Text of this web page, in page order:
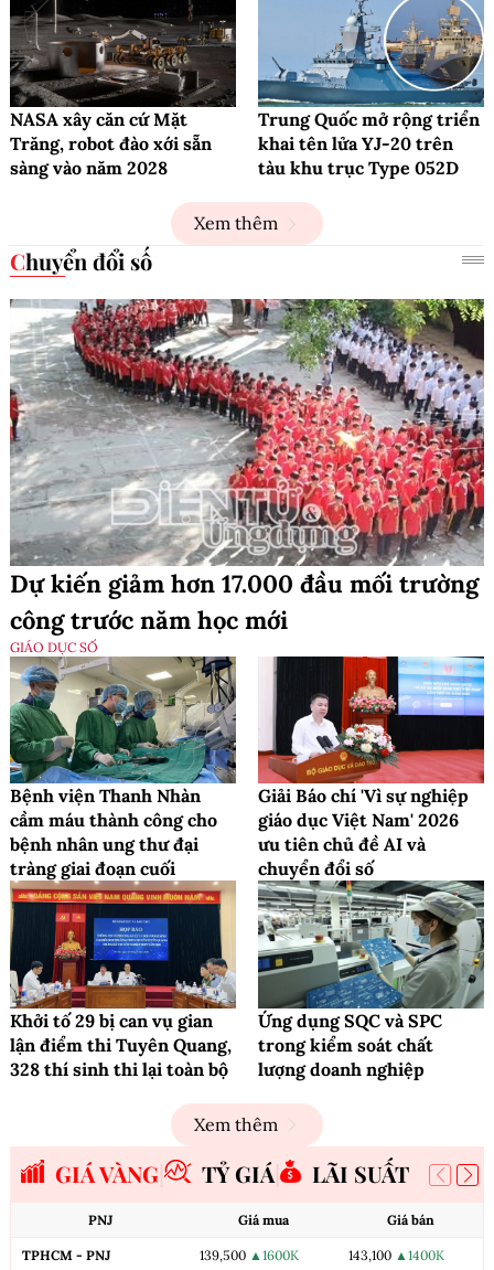
NASA xây căn cứ Mặt
Trăng, robot đào xới sẵn
sàng vào năm 2028
Trung Quốc mở rộng triển
khai tên lửa YJ-20 trên
tàu khu trục Type 052D
Xem thêm
Chuyển đổi số
Dự kiến giảm hơn 17.000 đầu mối trường
công trước năm học mới
GIÁO DỤC SỐ
Bệnh viện Thanh Nhàn
cầm máu thành công cho
bệnh nhân ung thư đại
tràng giai đoạn cuối
Giải Báo chí 'Vì sự nghiệp
giáo dục Việt Nam' 2026
ưu tiên chủ đề AI và
chuyển đổi số
Khởi tố 29 bị can vụ gian
lận điểm thi Tuyên Quang,
328 thí sinh thi lại toàn bộ
Ứng dụng SQC và SPC
trong kiểm soát chất
lượng doanh nghiệp
Xem thêm
GIÁ VÀNG TỶ GIÁ LÃI SUẤT
PNJ Giá mua Giá bán
TPHCM - PNJ 139,500 ▲1600K 143,100 ▲1400K